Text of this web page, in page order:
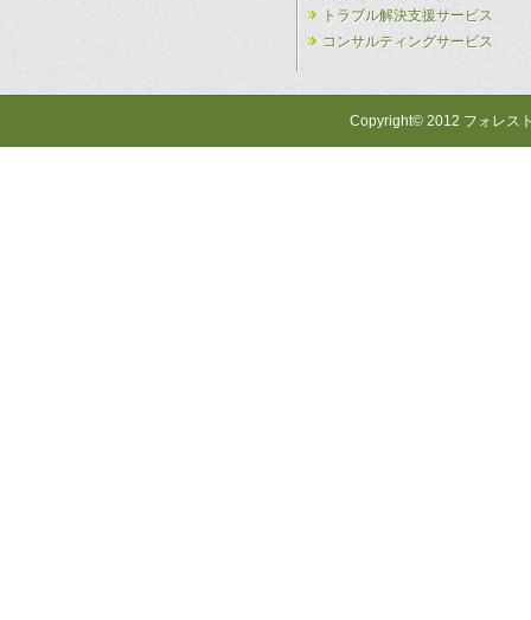
トラブル解決支援サービス
コンサルティングサービス
Copyright© 2012 フォレス